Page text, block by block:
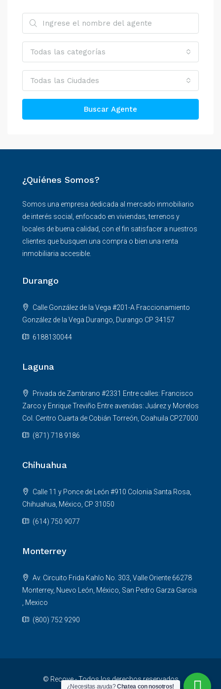
Todas las categorías
Todas las Ciudades
Buscar Agente
¿Quiénes Somos?
Somos una empresa dedicada al mercado inmobiliario
de interés social, enfocado en viviendas, terrenos y
locales de buena calidad, con el fin satisfacer a nuestros
clientes que busquen una compra o bien una renta
inmobiliaria accesible.
Durango
Calle González de la Vega #201-A Fraccionamiento
González de la Vega Durango, Durango CP 34157
6188130044
Laguna
Privada de Zambrano #2331 Entre calles: Francisco
Zarco y Enrique Treviño Entre avenidas: Juárez y Morelos
Col. Centro Cuarta de Cobián Torreón, Coahuila CP27000
(871) 718 9186
Chihuahua
Calle 11 y Ponce de León #910 Colonia Santa Rosa,
Chihuahua, México, CP 31050
(614) 750 9077
Monterrey
Av. Circuito Frida Kahlo No. 303, Valle Oriente 66278
Monterrey, Nuevo León, México, San Pedro Garza Garcia
, Mexico
(800) 752 9290
© Recove - Todos los derechos reservados
¿Necesitas ayuda?Chatea con nosotros!